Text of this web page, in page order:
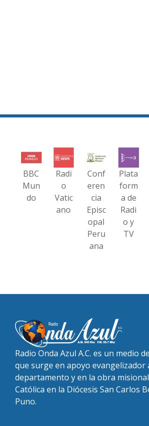
BBC
Mun
do
Radi
o
Vatic
ano
Conf
eren
cia
Episc
opal
Peru
ana
Plata
form
a de
Radi
o y
TV
Radio Onda Azul A.C. es un medio
que surge en apoyo evangelizador
departamento y en la obra
Católica en la Diócesis San Carlos
Puno.